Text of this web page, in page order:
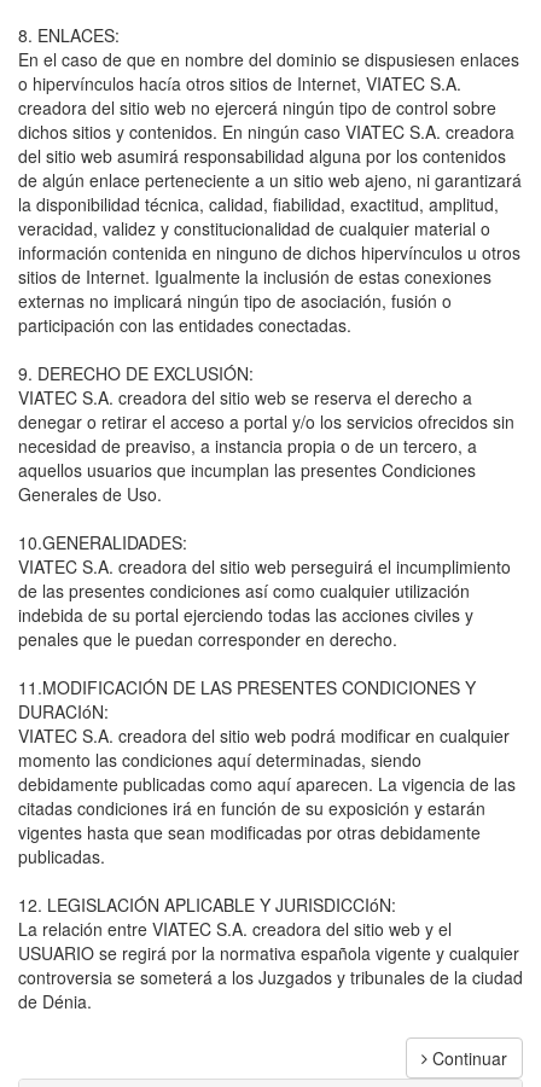
8. ENLACES:
En el caso de que en nombre del dominio se dispusiesen enlaces
o hipervínculos hacía otros sitios de Internet, VIATEC S.A.
creadora del sitio web no ejercerá ningún tipo de control sobre
dichos sitios y contenidos. En ningún caso VIATEC S.A. creadora
del sitio web asumirá responsabilidad alguna por los contenidos
de algún enlace perteneciente a un sitio web ajeno, ni garantizará
la disponibilidad técnica, calidad, fiabilidad, exactitud, amplitud,
veracidad, validez y constitucionalidad de cualquier material o
información contenida en ninguno de dichos hipervínculos u otros
sitios de Internet. Igualmente la inclusión de estas conexiones
externas no implicará ningún tipo de asociación, fusión o
participación con las entidades conectadas.
9. DERECHO DE EXCLUSIÓN:
VIATEC S.A. creadora del sitio web se reserva el derecho a
denegar o retirar el acceso a portal y/o los servicios ofrecidos sin
necesidad de preaviso, a instancia propia o de un tercero, a
aquellos usuarios que incumplan las presentes Condiciones
Generales de Uso.
10.GENERALIDADES:
VIATEC S.A. creadora del sitio web perseguirá el incumplimiento
de las presentes condiciones así como cualquier utilización
indebida de su portal ejerciendo todas las acciones civiles y
penales que le puedan corresponder en derecho.
11.MODIFICACIÓN DE LAS PRESENTES CONDICIONES Y
DURACIóN:
VIATEC S.A. creadora del sitio web podrá modificar en cualquier
momento las condiciones aquí determinadas, siendo
debidamente publicadas como aquí aparecen. La vigencia de las
citadas condiciones irá en función de su exposición y estarán
vigentes hasta que sean modificadas por otras debidamente
publicadas.
12. LEGISLACIÓN APLICABLE Y JURISDICCIóN:
La relación entre VIATEC S.A. creadora del sitio web y el
USUARIO se regirá por la normativa española vigente y cualquier
controversia se someterá a los Juzgados y tribunales de la ciudad
de Dénia.
Continuar